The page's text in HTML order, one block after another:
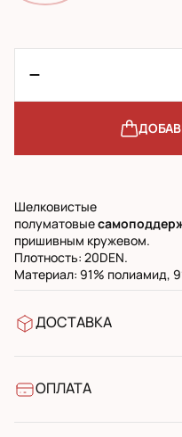
Шелковистые
полуматовые
пришивным кружевом.
Плотность: 20DEN.
Материал: 91% полиамид,
ДОСТАВКА
УкрПочта стандарт
ОПЛАТА
Банковский перевод